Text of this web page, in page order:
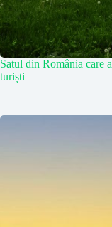
Satul din România care
turiști